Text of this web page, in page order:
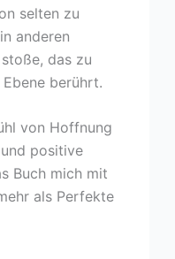
selten zu
anderen
das zu
berührt.
von Hoffnung
positive
Buch mich mit
als Perfekte